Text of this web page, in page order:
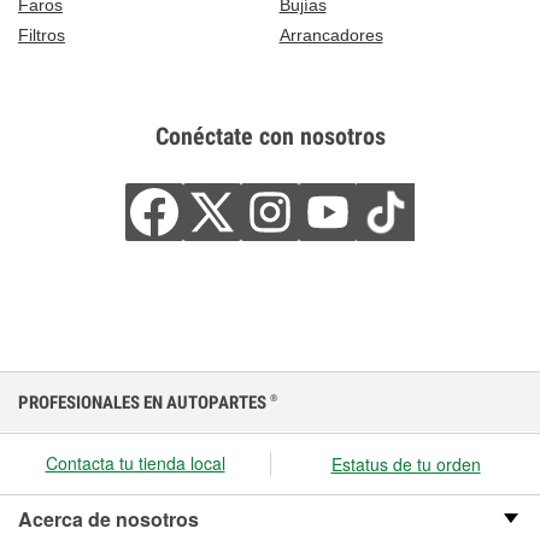
Faros
Bujías
Filtros
Arrancadores
Conéctate con nosotros
PROFESIONALES EN AUTOPARTES ®
Contacta tu tienda local Estatus de tu orden
Acerca de nosotros